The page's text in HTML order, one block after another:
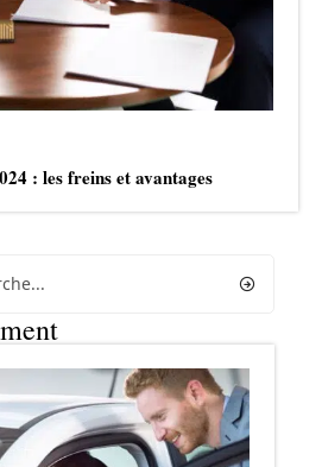
: les freins et avantages